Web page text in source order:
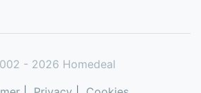
- 2026 Homedeal